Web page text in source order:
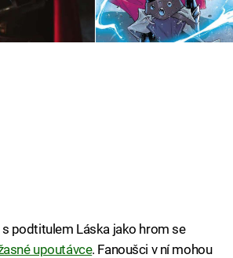
podtitulem Láska jako hrom se
upoutávce. Fanoušci v ní mohou